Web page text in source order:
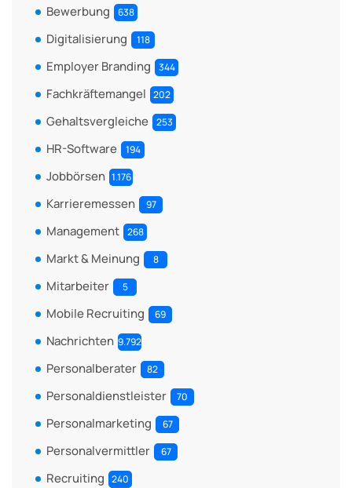
Bewerbung 638
Digitalisierung 118
Employer Branding 344
Fachkräftemangel 202
Gehaltsvergleiche 253
HR-Software 194
Jobbörsen 1.176
Karrieremessen 97
Management 268
Markt & Meinung 8
Mitarbeiter 5
Mobile Recruiting 69
Nachrichten 9.792
Personalberater 82
Personaldienstleister 70
Personalmarketing 67
Personalvermittler 67
Recruiting 240